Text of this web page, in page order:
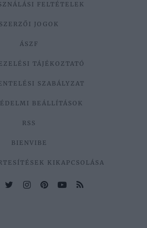
FELTÉTELEK
SZERZŐI JOGOK
ÁSZF
TÁJÉKOZTATÓ
SZABÁLYZAT
BEÁLLÍTÁSOK
RSS
BIENVIBE
KIKAPCSOLÁSA